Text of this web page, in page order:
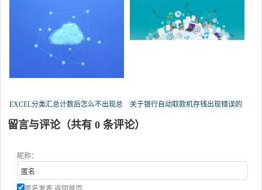
EXCEL分类汇总计数后怎么不出现总
数了？
关于银行自动取款机存钱出现错误的
问题，急！求帮忙？
留言与评论（共有 0 条评论）
昵称：